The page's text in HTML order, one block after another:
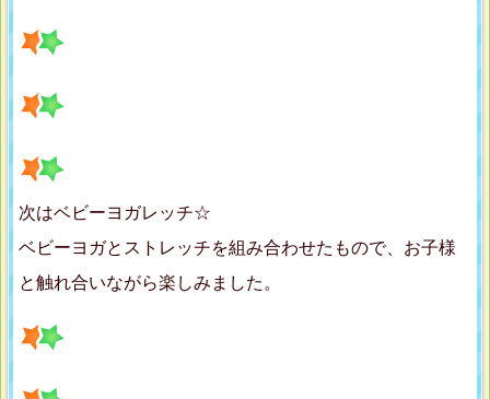
次はベビーヨガレッチ☆
ベビーヨガとストレッチを組み合わせたもので、お子様
と触れ合いながら楽しみました。